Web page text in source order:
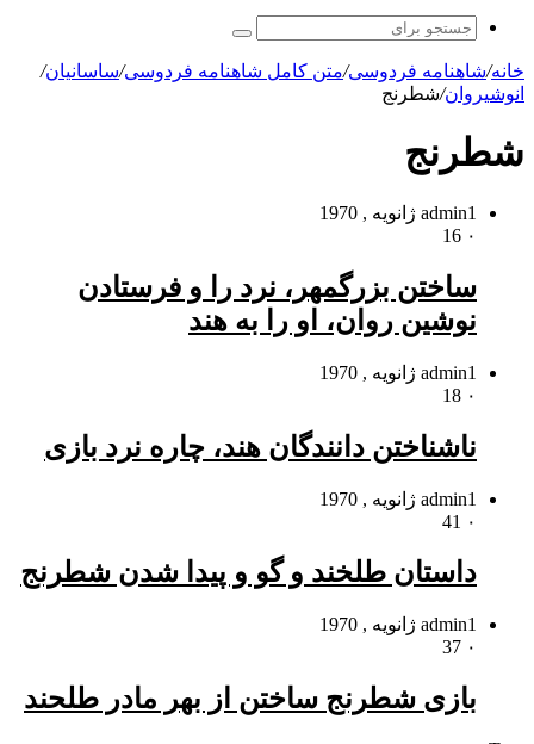
جستجو
برای
خانه/شاهنامه فردوسی/متن کامل شاهنامه فردوسی/ساسانیان/
انوشیروان/شطرنج
شطرنج
admin1 ژانویه , 1970
۰
ساختن بزرگمهر، نرد را و فرستادن
نوشین روان، او را به هند
admin1 ژانویه , 1970
۰
ناشناختن دانندگان هند، چاره نرد بازى
admin1 ژانویه , 1970
۰
داستان طلخند و گو و پیدا شدن شطرنج
admin1 ژانویه , 1970
۰
بازى شطرنج ساختن از بهر مادر طلحند